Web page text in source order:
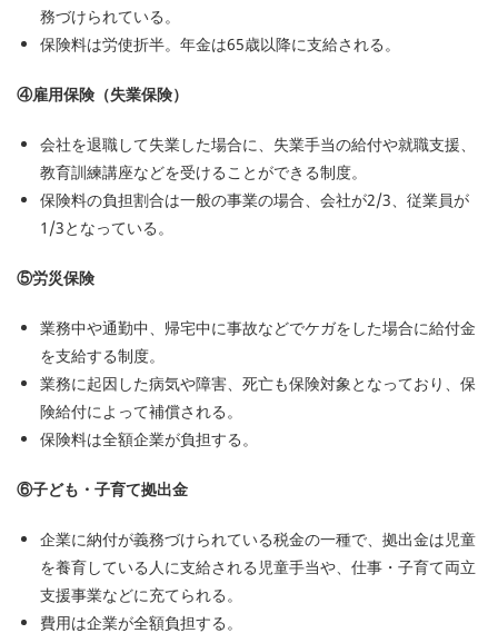
務づけられている。
保険料は労使折半。年金は65歳以降に支給される。
④雇用保険（失業保険）
会社を退職して失業した場合に、失業手当の給付や就職支援、
教育訓練講座などを受けることができる制度。
保険料の負担割合は一般の事業の場合、会社が2/3、従業員が
1/3となっている。
⑤労災保険
業務中や通勤中、帰宅中に事故などでケガをした場合に給付金
を支給する制度。
業務に起因した病気や障害、死亡も保険対象となっており、保
険給付によって補償される。
保険料は全額企業が負担する。
⑥子ども・子育て拠出金
企業に納付が義務づけられている税金の一種で、拠出金は児童
を養育している人に支給される児童手当や、仕事・子育て両立
支援事業などに充てられる。
費用は企業が全額負担する。